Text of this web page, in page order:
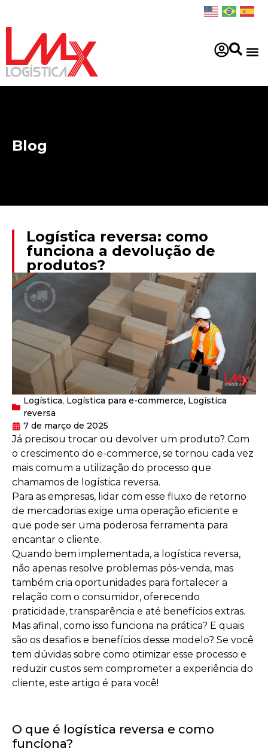
Blog
Logística reversa: como
funciona a devolução de
produtos?
Logística, Logística para e-commerce, Logística
reversa
7 de março de 2025
Já precisou trocar ou devolver um produto? Com
o crescimento do e-commerce, se tornou cada vez
mais comum a utilização do processo que
chamamos de logística reversa.
Para as empresas, lidar com esse fluxo de retorno
de mercadorias exige uma operação eficiente e
que pode ser uma poderosa ferramenta para
encantar o cliente.
Quando bem implementada, a logística reversa,
não apenas resolve problemas pós-venda, mas
também cria oportunidades para fortalecer a
relação com o consumidor, oferecendo
praticidade, transparência e até benefícios extras.
Mas afinal, como isso funciona na prática? E quais
são os desafios e benefícios desse modelo? Se você
tem dúvidas sobre como otimizar esse processo e
reduzir custos sem comprometer a experiência do
cliente, este artigo é para você!
O que é logística reversa e como
funciona?